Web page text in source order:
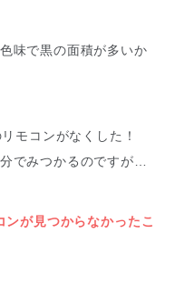
味で黒の面積が多いか
モコンがなくした！
でみつかるのですが…
が見つからなかったこ